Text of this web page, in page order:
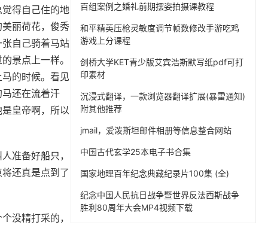
得自己住的地
丽荷花，俊秀
自己骑着马站
景点上一样。
的时候。看见
还在流着汗
皇帝啊，所以
准备好船只，
还真是点到了
没精打采的，
百组案例之婚礼前期摆姿拍摄课教程
和平精英压枪灵敏度调节帧数修改手游吃鸡
游戏上分课程
剑桥大学KET青少版艾宾浩斯默写纸pdf可打
印素材
沉浸式翻译，一款浏览器翻译扩展(暴雷通知)
附其他推荐
jmail，爱泼斯坦邮件相册等信息整合网站
中国古代玄学25本电子书合集
国家地理百年纪念典藏纪录片100集 (全)
纪念中国人民抗日战争暨世界反法西斯战争
胜利80周年大会MP4视频下载